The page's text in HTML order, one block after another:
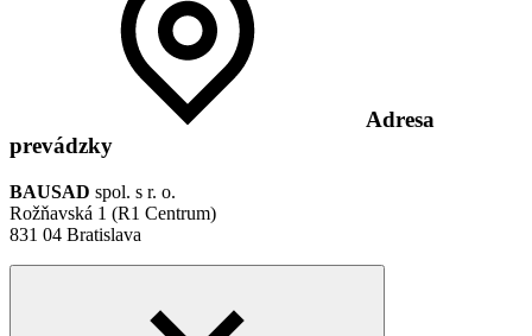
Adresa
prevádzky
BAUSAD spol. s r. o.
Rožňavská 1 (R1 Centrum)
831 04 Bratislava